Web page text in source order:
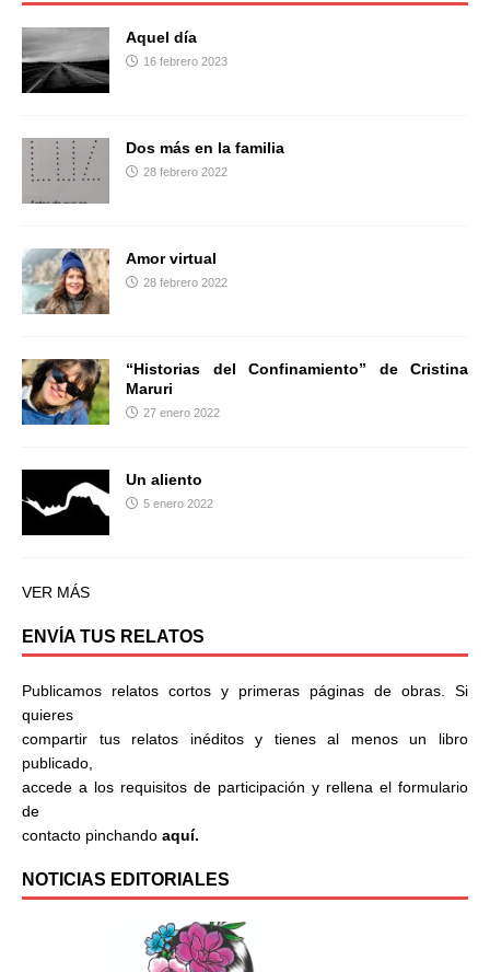
o
o
k
e
r
r
Aquel día
16 febrero 2023
Dos más en la familia
28 febrero 2022
Amor virtual
28 febrero 2022
“Historias del Confinamiento” de Cristina
Maruri
27 enero 2022
Un aliento
5 enero 2022
VER MÁS
ENVÍA TUS RELATOS
Publicamos relatos cortos y primeras páginas de obras. Si
quieres
compartir tus relatos inéditos y tienes al menos un libro
publicado,
accede a los requisitos de participación y rellena el formulario
de
contacto pinchando aquí.
NOTICIAS EDITORIALES